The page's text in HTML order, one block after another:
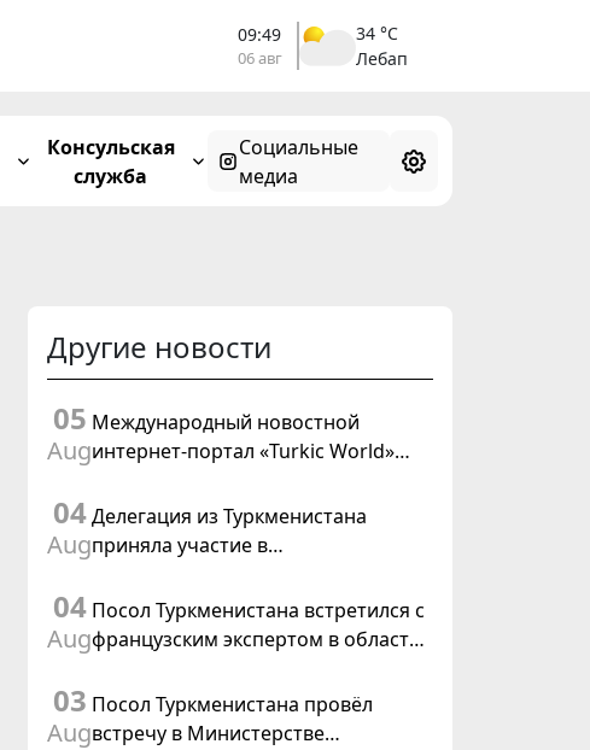
09:49
06 авг
34 °C
Лебап
Консульская
служба
Социальные
медиа
Другие новости
05
Aug
Международный новостной
интернет-портал «Turkic World»
подготовки и проведения
заседания Халк Маслахаты
04
Aug
Делегация из Туркменистана
приняла участие в
цифровому коридору CAREC в
Исламабаде
04
Aug
Посол Туркменистана встретился с
французским экспертом в области
03
Aug
Посол Туркменистана провёл
встречу в Министерстве